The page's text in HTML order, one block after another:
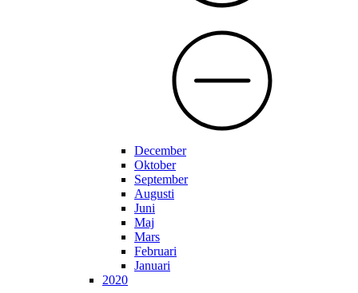
December
Oktober
September
Augusti
Juni
Maj
Mars
Februari
Januari
2020